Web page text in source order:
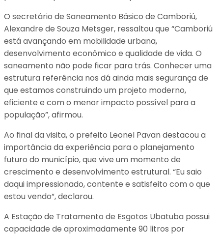
O secretário de Saneamento Básico de Camboriú,
Alexandre de Souza Metsger, ressaltou que “Camboriú
está avançando em mobilidade urbana,
desenvolvimento econômico e qualidade de vida. O
saneamento não pode ficar para trás. Conhecer uma
estrutura referência nos dá ainda mais segurança de
que estamos construindo um projeto moderno,
eficiente e com o menor impacto possível para a
população”, afirmou.
Ao final da visita, o prefeito Leonel Pavan destacou a
importância da experiência para o planejamento
futuro do município, que vive um momento de
crescimento e desenvolvimento estrutural. “Eu saio
daqui impressionado, contente e satisfeito com o que
estou vendo”, declarou.
A Estação de Tratamento de Esgotos Ubatuba possui
capacidade de aproximadamente 90 litros por